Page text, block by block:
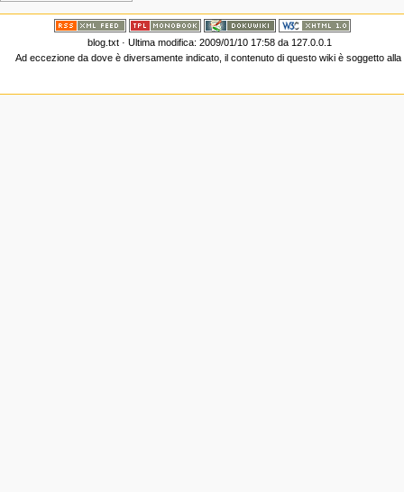
blog.txt · Ultima modifica: 2009/01/10 17:58 da 127.0.0.1
Ad eccezione da dove è diversamente indicato, il contenuto di questo wiki è soggetto